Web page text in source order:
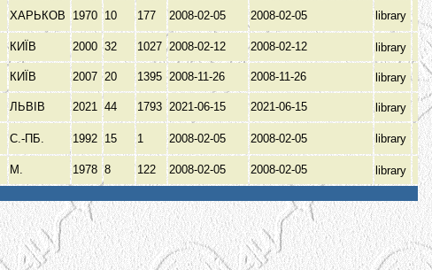
ХАРЬКОВ 1970 10 177 2008-02-05 2008-02-05 library
КИЇВ 2000 32 1027 2008-02-12 2008-02-12 library
КИЇВ 2007 20 1395 2008-11-26 2008-11-26 library
ЛЬВІВ 2021 44 1793 2021-06-15 2021-06-15 library
С.-ПБ. 1992 15 1 2008-02-05 2008-02-05 library
М. 1978 8 122 2008-02-05 2008-02-05
library